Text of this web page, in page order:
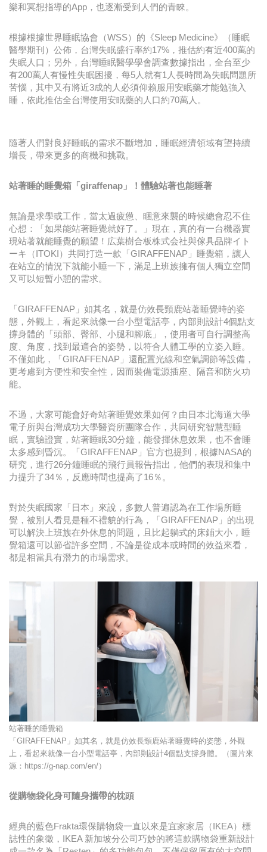
樂和冥想指導的App，也逐漸受到人們的青睞。
根據根據世界睡眠協會（WSS）的《Sleep Medicine》（睡眠
醫學期刊）公佈，台灣失眠盛行率約17%，推估約有近400萬的
失眠人口；另外，台灣睡眠醫學學會調查數據指出，全台至少
有200萬人有慢性失眠困擾，每5人就有1人長時間為失眠問題所
苦惱，其中又有將近3成的人必須仰賴服用安眠藥才能勉強入
睡，依此推估全台灣使用安眠藥的人口約70萬人。
隨著人們對良好睡眠的需求不斷增加，睡眠經濟領域有望持續
增長，帶來更多的商機和挑戰。
站著睡的睡覺箱「giraffenap」！體驗站著也能睡著
無論是求學或工作，當太過疲憊、睏意來襲的時候總會忍不住
心想：「如果能站著睡覺就好了。」現在，真的有一台機器實
現站著就能睡覺的願望！広葉樹合板株式会社與傢具品牌イト
ーキ（ITOKI）共同打造一款「GIRAFFENAP」睡覺箱，讓人
在站立的情況下就能小睡一下，滿足上班族擁有個人獨立空間
又可以短暫小憩的需求。
「GIRAFFENAP」如其名，就是仿效長頸鹿站著睡覺時的姿
態，外觀上，看起來就像一台小型電話亭，內部則設計4個點支
撐身體的「頭部、臀部、小腿和腳底」，使用者可自行調整高
度、角度，找到最適合的姿勢，以符合人體工學的立姿入睡。
不僅如此，「GIRAFFENAP」還配置光線和空氣調節等設備，
更考慮到方便性和安全性，因而裝備電源插座、隔音和防火功
能。
不過，大家可能會好奇站著睡覺效果如何？由日本北海道大學
電子所與台灣成功大學醫資所團隊合作，共同研究智慧型睡
眠，實驗證實，站著睡眠30分鐘，能發揮休息效果，也不會睡
太多感到昏沉。「GIRAFFENAP」官方也提到，根據NASA的
研究，進行26分鐘睡眠的飛行員報告指出，他們的表現和集中
力提升了34％，反應時間也提高了16％。
對於失眠國家「日本」來說，多數人普遍認為在工作場所睡
覺，被別人看見是種不禮貌的行為，「GIRAFFENAP」的出現
可以解決上班族在外休息的問題，且比起躺式的床鋪大小，睡
覺箱還可以節省許多空間，不論是從成本或時間的效益來看，
都是相當具有潛力的市場需求。
站著睡的睡覺箱
「GIRAFFENAP」如其名，就是仿效長頸鹿站著睡覺時的姿態，外觀
上，看起來就像一台小型電話亭，內部則設計4個點支撐身體。（圖片來
源：https://g-nap.com/en/）
從購物袋化身可隨身攜帶的枕頭
經典的藍色Frakta環保購物袋一直以來是宜家家居（IKEA）標
誌性的象徵，IKEA 新加坡分公司巧妙的將這款購物袋重新設計